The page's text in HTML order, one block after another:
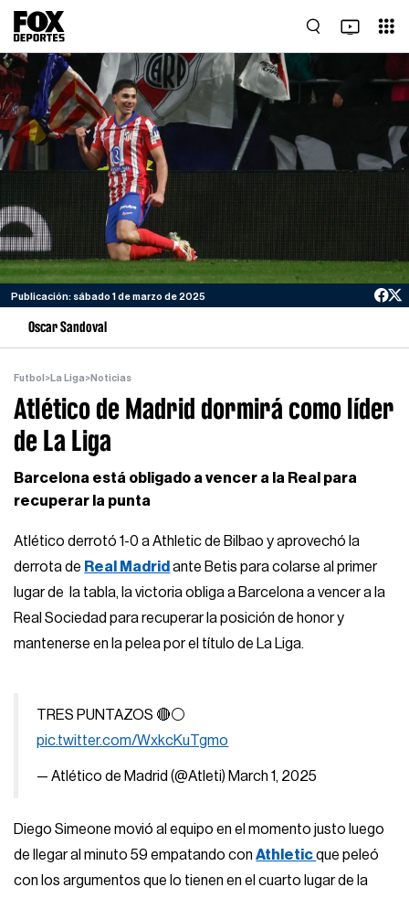
Publicación: sábado 1 de marzo de 2025
Oscar Sandoval
Futbol >La Liga>Noticias
Atlético de Madrid dormirá como líder
de La Liga
Barcelona está obligado a vencer a la Real para
recuperar la punta
Atlético derrotó 1-0 a Athletic de Bilbao y aprovechó la
derrota de Real Madrid ante Betis para colarse al primer
lugar de la tabla, la victoria obliga a Barcelona a vencer a la
Real Sociedad para recuperar la posición de honor y
mantenerse en la pelea por el título de La Liga.
TRES PUNTAZOS 🔴⚪️
pic.twitter.com/WxkcKuTgmo
— Atlético de Madrid (@Atleti) March 1, 2025
Diego Simeone movió al equipo en el momento justo luego
de llegar al minuto 59 empatando conAthleticque peleó
con los argumentos que lo tienen en el cuarto lugar de la